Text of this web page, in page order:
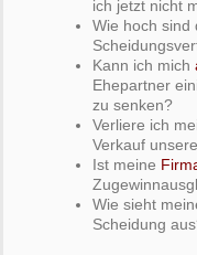
ich jetzt nicht
Wie hoch sind
Kann ich mich
Ehepartner
zu senken?
Verliere ich
Verkauf
Ist meine
Wie sieht
Scheidung